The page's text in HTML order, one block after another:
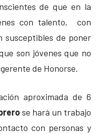
de que en la
con talento, con
susceptibles de poner
son jóvenes que no
de Honorse.
aproximada de 6
se hará un trabajo
con personas y